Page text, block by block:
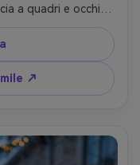
a quadri e occhiali
deserto con
riempimento del
di pesce da 10 mm
con curva
facciali nitidi,
↗